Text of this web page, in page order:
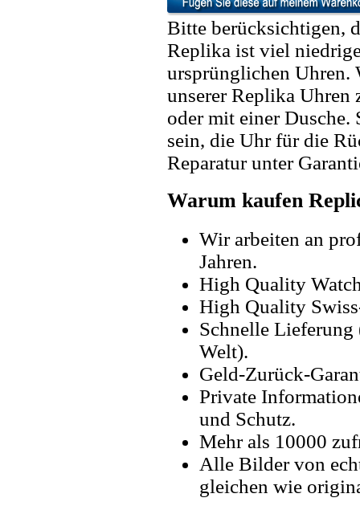
Bitte berücksichtigen,
Replika ist viel
ursprünglichen Uhren.
unserer Replika Uhren
oder mit einer
sein, die Uhr für die
Reparatur unter
Warum kaufen
Wir arbeiten an
Jahren.
High Quality
High Quality
Schnelle Lieferung
Welt).
Geld-Zurück-
Private
und Schutz.
Mehr als 10000
Alle Bilder von
gleichen wie